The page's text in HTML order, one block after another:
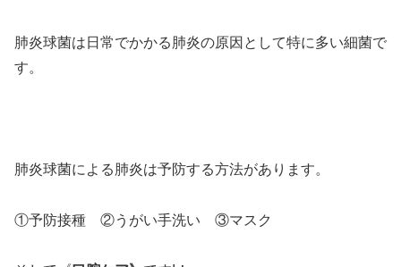
肺炎球菌は日常でかかる肺炎の原因として特に多い細菌で
す。
肺炎球菌による肺炎は予防する方法があります。
①予防接種 ②うがい手洗い ③マスク